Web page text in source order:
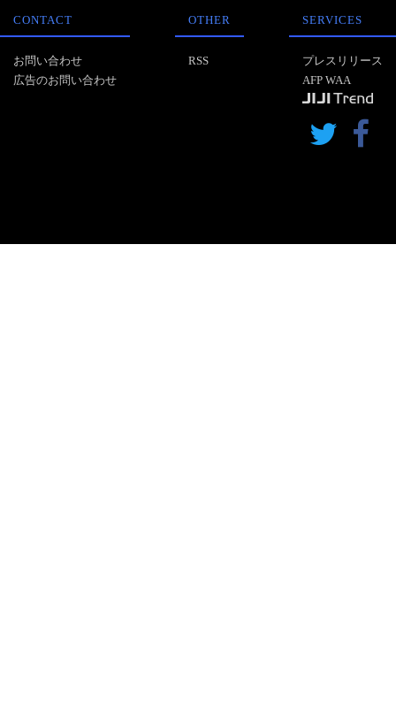
CONTACT
お問い合わせ
広告のお問い合わせ
OTHER
RSS
SERVICES
プレスリリース
AFP WAA